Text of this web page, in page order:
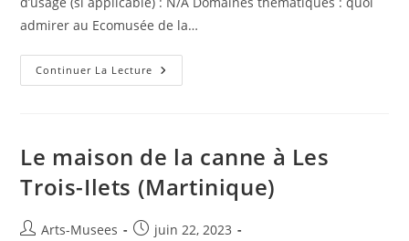
admirer au Ecomusée de la…
Continuer La Lecture
Le maison de la canne à Les
Trois-Ilets (Martinique)
Arts-Musees
juin 22, 2023